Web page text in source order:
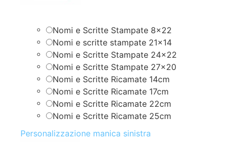
Nomi e Scritte Stampate 8×22
Nomi e scritte stampate 21×14
Nomi e Scritte Stampate 24×22
Nomi e Scritte Stampate 27×20
Nomi e Scritte Ricamate 14cm
Nomi e Scritte Ricamate 17cm
Nomi e Scritte Ricamate 22cm
Nomi e Scritte Ricamate 25cm
Personalizzazione manica sinistra